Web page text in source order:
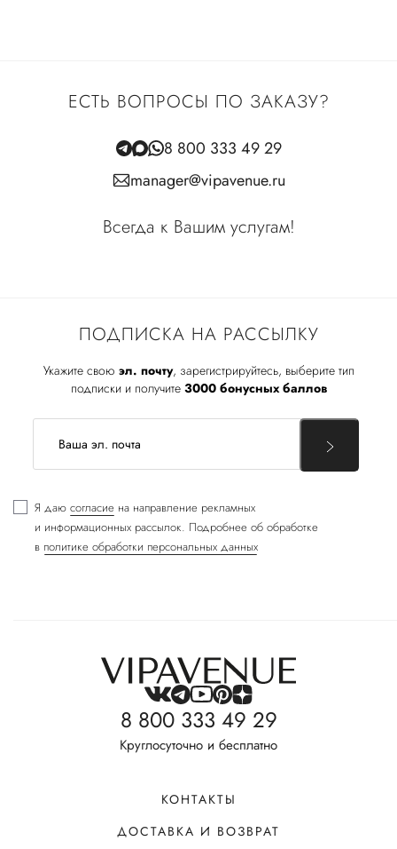
ПОДПИСКА НА РАССЫЛКУ
Укажите свою эл. почту, зарегистрируйтесь, выберите тип
подписки и получите 3000 бонусных баллов
Я даю согласие на направление рекламных
и информационных рассылок. Подробнее об обработке
в политике обработки персональных данных
ЕСТЬ ВОПРОСЫ ПО ЗАКАЗУ?
8 800 333 49 29
manager@vipavenue.ru
Всегда к Вашим услугам!
8 800 333 49 29
Круглосуточно и бесплатно
КОНТАКТЫ
ДОСТАВКА И ВОЗВРАТ